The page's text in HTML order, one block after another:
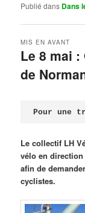
Publié dans Dans
Le 8 mai
de
MIS EN AVANT
Pour une
Le collectif LH
vélo en
afin de
cyclistes.